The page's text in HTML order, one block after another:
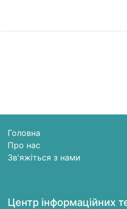
Головна
Про нас
Зв'яжіться з нами
Центр інформаційних